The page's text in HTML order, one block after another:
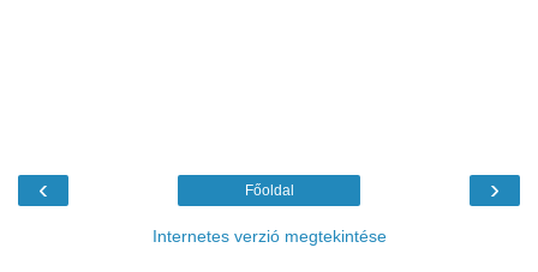
‹ ›
Főoldal
Internetes verzió megtekintése